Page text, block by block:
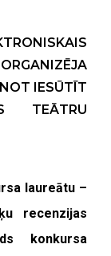
IESŪTĪT
TEĀTRU
laureātu –
recenzijas
konkursa